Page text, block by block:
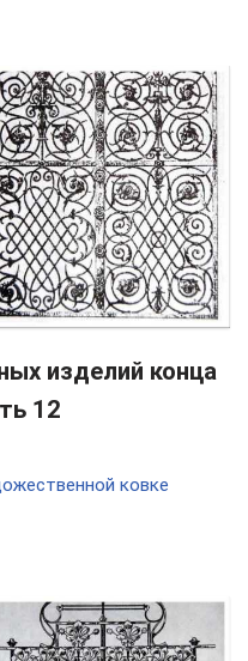
изделий конца
12
ковке